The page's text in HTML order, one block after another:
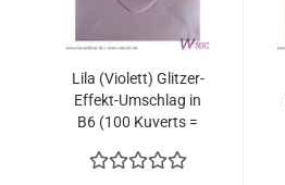
Lila (Violett) Glitzer-
Effekt-Umschlag in
B6 (100 Kuverts =